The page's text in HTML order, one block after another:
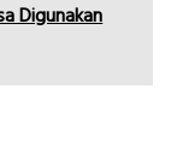
Digunakan